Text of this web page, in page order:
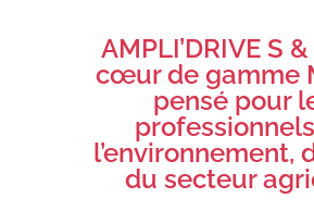
AMPLI’DRIVE S
cœur de gamme
pensé pour
l’environnement,
du secteur